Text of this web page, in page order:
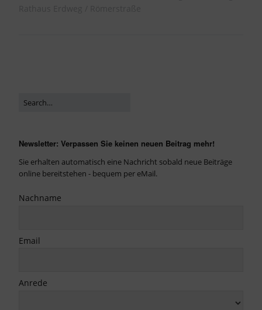
Newsletter: Verpassen Sie keinen neuen Beitrag mehr!
Sie erhalten automatisch eine Nachricht sobald neue Beiträge
online bereitstehen - bequem per eMail.
Nachname
Email
Anrede